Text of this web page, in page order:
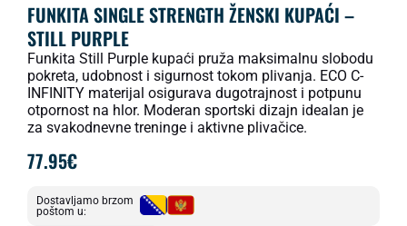
FUNKITA SINGLE STRENGTH ŽENSKI KUPAĆI –
STILL PURPLE
Funkita Still Purple kupaći pruža maksimalnu slobodu
pokreta, udobnost i sigurnost tokom plivanja. ECO C-
INFINITY materijal osigurava dugotrajnost i potpunu
otpornost na hlor. Moderan sportski dizajn idealan je
za svakodnevne treninge i aktivne plivačice.
77.95€
Dostavljamo brzom
poštom u: